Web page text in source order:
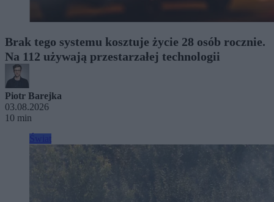
Brak tego systemu kosztuje życie 28 osób rocznie.
Na 112 używają przestarzałej technologii
Piotr Barejka
03.08.2026
10 min